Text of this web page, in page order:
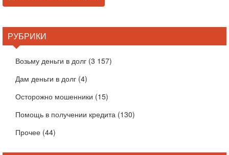
РУБРИКИ
Возьму деньги в долг (3 157)
Дам деньги в долг (4)
Осторожно мошенники (15)
Помощь в получении кредита (130)
Прочее (44)